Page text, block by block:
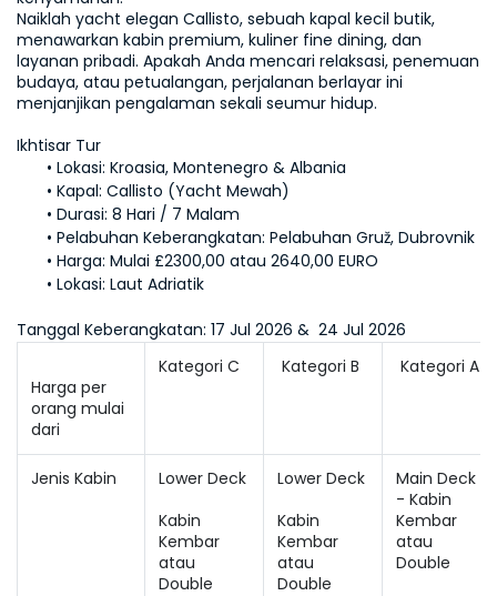
Naiklah yacht elegan Callisto, sebuah kapal kecil butik,
menawarkan kabin premium, kuliner fine dining, dan
layanan pribadi. Apakah Anda mencari relaksasi, penemuan
budaya, atau petualangan, perjalanan berlayar ini
menjanjikan pengalaman sekali seumur hidup.
Ikhtisar Tur
Lokasi: Kroasia, Montenegro & Albania
Kapal:
Durasi:
Pelabuhan Keberangkatan: Pelabuhan Gruž, Dubrovnik
Harga: Mulai £2300,00 atau 2640,00 EURO
Lokasi: Laut Adriatik
Tanggal Keberangkatan: 17 Jul 2026 &  24 Jul 2026
Harga per
orang mulai
dari
Kategori C Kategori B Kategori A
Jenis Kabin
Kabin
Kembar
atau
Double
Kabin
Kembar
atau
Double
Main Deck
- Kabin
Kembar
atau
Double